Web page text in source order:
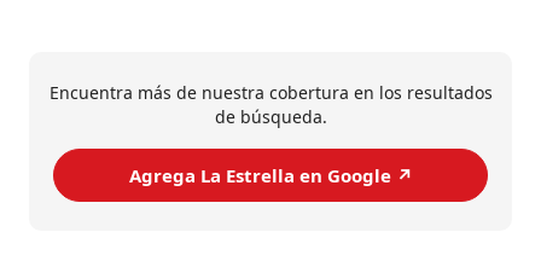
Encuentra más de nuestra cobertura en los resultados
de búsqueda.
Agrega La Estrella en Google ↗️